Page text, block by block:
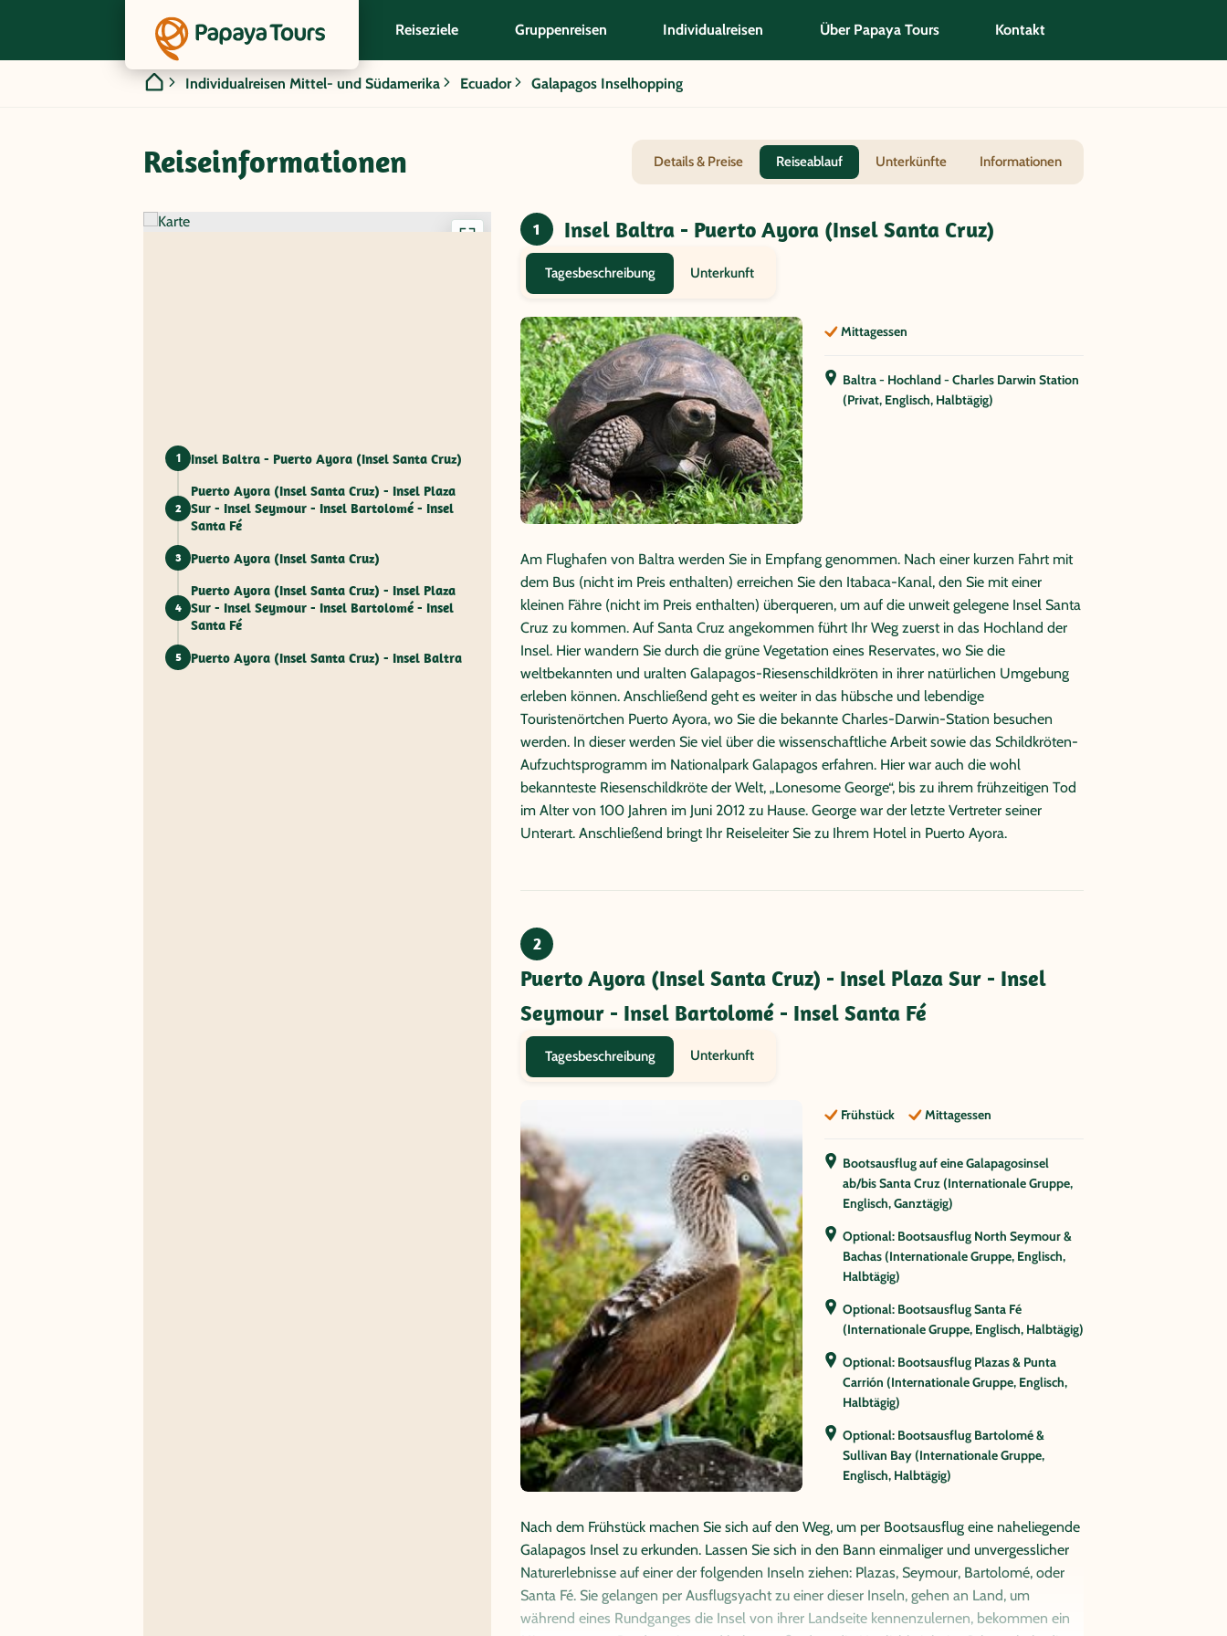
Reiseziele Gruppenreisen Individualreisen Über Papaya Tours Kontakt
Individualreisen Mittel- und Südamerika Ecuador Galapagos Inselhopping
Reiseinformationen Details & Preise Reiseablauf Unterkünfte Informationen
Interaktive
1 Insel Baltra - Puerto Ayora (Insel Santa Cruz)
2
Puerto Ayora (Insel Santa Cruz) - Insel Plaza
Sur - Insel Seymour - Insel Bartolomé - Insel
Santa Fé
3 Puerto Ayora (Insel Santa Cruz)
4
Puerto Ayora (Insel Santa Cruz) - Insel Plaza
Sur - Insel Seymour - Insel Bartolomé - Insel
Santa Fé
5 Puerto Ayora (Insel Santa Cruz) - Insel Baltra
1 Insel Baltra - Puerto Ayora (Insel Santa Cruz)
Tagesbeschreibung Unterkunft
Mittagessen
Baltra - Hochland - Charles Darwin Station
(Privat, Englisch, Halbtägig)
Am Flughafen von Baltra werden Sie in Empfang genommen. Nach einer kurzen Fahrt mit
dem Bus (nicht im Preis enthalten) erreichen Sie den Itabaca-Kanal, den Sie mit einer
kleinen Fähre (nicht im Preis enthalten) überqueren, um auf die unweit gelegene Insel Santa
Cruz zu kommen. Auf Santa Cruz angekommen führt Ihr Weg zuerst in das Hochland der
Insel. Hier wandern Sie durch die grüne Vegetation eines Reservates, wo Sie die
weltbekannten und uralten Galapagos-Riesenschildkröten in ihrer natürlichen Umgebung
erleben können. Anschließend geht es weiter in das hübsche und lebendige
Touristenörtchen Puerto Ayora, wo Sie die bekannte Charles-Darwin-Station besuchen
werden. In dieser werden Sie viel über die wissenschaftliche Arbeit sowie das Schildkröten-
Aufzuchtsprogramm im Nationalpark Galapagos erfahren. Hier war auch die wohl
bekannteste Riesenschildkröte der Welt, „Lonesome George“, bis zu ihrem frühzeitigen Tod
im Alter von 100 Jahren im Juni 2012 zu Hause. George war der letzte Vertreter seiner
Unterart. Anschließend bringt Ihr Reiseleiter Sie zu Ihrem Hotel in Puerto Ayora.
2
Puerto Ayora (Insel Santa Cruz) - Insel Plaza Sur - Insel
Seymour - Insel Bartolomé - Insel Santa Fé
Tagesbeschreibung Unterkunft
Frühstück Mittagessen
Bootsausflug auf eine Galapagosinsel
ab/bis Santa Cruz (Internationale Gruppe,
Englisch, Ganztägig)
Optional: Bootsausflug North Seymour &
Bachas (Internationale Gruppe, Englisch,
Halbtägig)
Optional: Bootsausflug Santa Fé
(Internationale Gruppe, Englisch, Halbtägig)
Optional: Bootsausflug Plazas & Punta
Carrión (Internationale Gruppe, Englisch,
Halbtägig)
Optional: Bootsausflug Bartolomé &
Sullivan Bay (Internationale Gruppe,
Englisch, Halbtägig)
Nach dem Frühstück machen Sie sich auf den Weg, um per Bootsausflug eine naheliegende
Galapagos Insel zu erkunden. Lassen Sie sich in den Bann einmaliger und unvergesslicher
Naturerlebnisse auf einer der folgenden Inseln ziehen: Plazas, Seymour, Bartolomé, oder
Santa Fé. Sie gelangen per Ausflugsyacht zu einer dieser Inseln, gehen an Land, um
während eines Rundganges die Insel von ihrer Landseite kennenzulernen, bekommen ein